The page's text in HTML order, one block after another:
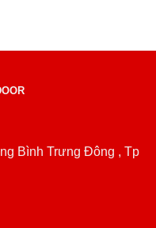
Bình Trưng Đông , Tp